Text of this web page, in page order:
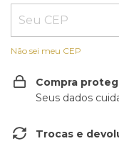
Não sei meu CEP
Compra
Seus dados
Trocas e